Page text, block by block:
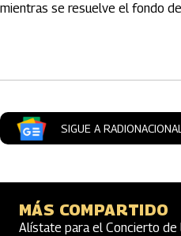
mientras se resuelve el fondo
SIGUE A
MÁS COMPARTIDO
Alístate para el Concierto de